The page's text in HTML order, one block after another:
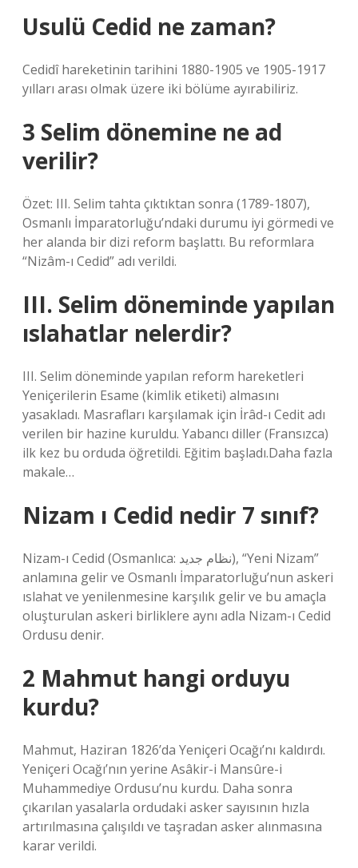
Usulü Cedid ne zaman?
Cedidî hareketinin tarihini 1880-1905 ve 1905-1917
yılları arası olmak üzere iki bölüme ayırabiliriz.
3 Selim dönemine ne ad
verilir?
Özet: III. Selim tahta çıktıktan sonra (1789-1807),
Osmanlı İmparatorluğu’ndaki durumu iyi görmedi ve
her alanda bir dizi reform başlattı. Bu reformlara
“Nizâm-ı Cedid” adı verildi.
III. Selim döneminde yapılan
ıslahatlar nelerdir?
III. Selim döneminde yapılan reform hareketleri
Yeniçerilerin Esame (kimlik etiketi) almasını
yasakladı. Masrafları karşılamak için İrâd-ı Cedit adı
verilen bir hazine kuruldu. Yabancı diller (Fransızca)
ilk kez bu orduda öğretildi. Eğitim başladı.Daha fazla
makale…
Nizam ı Cedid nedir 7 sınıf?
Nizam-ı Cedid (Osmanlıca: نظام جديد), “Yeni Nizam”
anlamına gelir ve Osmanlı İmparatorluğu’nun askeri
ıslahat ve yenilenmesine karşılık gelir ve bu amaçla
oluşturulan askeri birliklere aynı adla Nizam-ı Cedid
Ordusu denir.
2 Mahmut hangi orduyu
kurdu?
Mahmut, Haziran 1826’da Yeniçeri Ocağı’nı kaldırdı.
Yeniçeri Ocağı’nın yerine Asâkir-i Mansûre-i
Muhammediye Ordusu’nu kurdu. Daha sonra
çıkarılan yasalarla ordudaki asker sayısının hızla
artırılmasına çalışıldı ve taşradan asker alınmasına
karar verildi.